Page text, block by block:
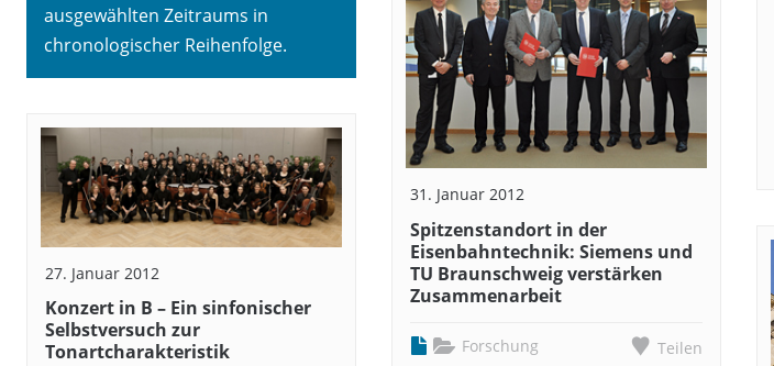
ausgewählten Zeitraums in
chronologischer Reihenfolge.
27. Januar 2012
Konzert in B – Ein sinfonischer
Selbstversuch zur
Tonartcharakteristik
31. Januar 2012
Spitzenstandort in der
Eisenbahntechnik: Siemens und
TU Braunschweig verstärken
Zusammenarbeit
Forschung Teilen